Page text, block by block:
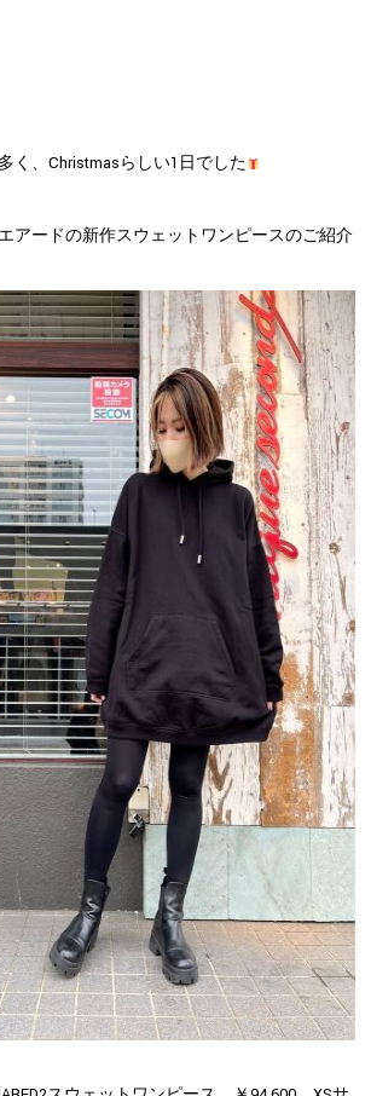
く、Christmasらしい1日でした
アードの新作スウェットワンピースのご紹介